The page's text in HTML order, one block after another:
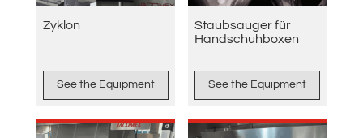
Zyklon
See the Equipment
Staubsauger für
Handschuhboxen
See the Equipment